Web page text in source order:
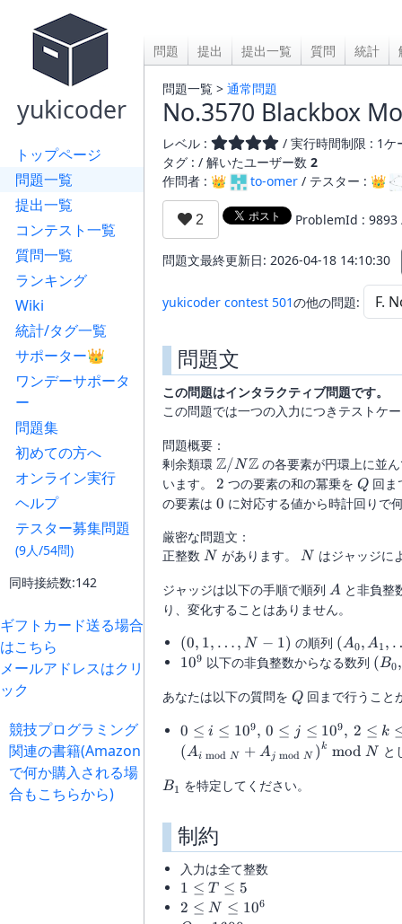
yukicoder
トップページ
問題一覧
提出一覧
コンテスト一覧
質問一覧
ランキング
Wiki
統計/タグ一覧
サポーター👑
ワンデーサポータ
ー
問題集
初めての方へ
オンライン実行
ヘルプ
テスター募集問題
(9人/54問)
同時接続数:142
ギフトカード送る場合
はこちら
メールアドレスはクリ
ック
競技プログラミング
関連の書籍(Amazon
で何か購入される場
合もこちらから)
問題 提出 提出一覧 質問 統計
問題一覧 > 通常問題
No.3570 Blackbox
レベル :
/ 実行時間制限 : 1
タグ : / 解いたユーザー数 2
作問者 : 👑
to-omer / テスター : 👑
ProblemId :
問題文最終更新日: 2026-04-18 14:10:30
yukicoder contest 501の他の問題:
問題文
この問題はインタラクティブ問題です。
この問題では一つの入力につきテストケ
問題概要：
剰余類環 \mathbb{Z}/
Z/NZの各要素が円環上に並
います。 2
2 つの要素の和の冪乗を Q
Q 回ま
の要素は 0
0 に対応する値から時計回りで
厳密な問題文：
正整数 N
N があります。 N
N はジャッジに
ジャッジは以下の手順で順列 A
A と非負整
り、変化することはありません。
\left(0,1,\dots,N-
1\right)
(0, 1, … , N − 1) の順列
1}\right)
(A0, A1 ,
10^9
109 以下の非負整数からなる数列 (B0,
あなたは以下の質問を Q
Q 回まで行うこと
0\le i\le
10^9,\,0\le
j\le
10^9,\,2\le
0 ≤ i ≤ 109, 0 ≤ j ≤ 109, 2 ≤ k
(Ai mod N + Aj mod N )k mod N と
B_1
B1 を特定してください。
制約
入力は全て整数
1\le
T\le
1 ≤ T ≤ 5
2\le
2 ≤ N ≤ 106